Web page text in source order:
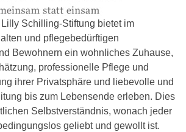
Schilling-Stiftung bietet im
und pflegebedürftigen
Bewohnern ein wohnliches Zuhause,
professionelle Pflege und
ihrer Privatsphäre und liebevolle und
bis zum Lebensende erleben. Dies
Selbstverständnis, wonach jeder
geliebt und gewollt ist.